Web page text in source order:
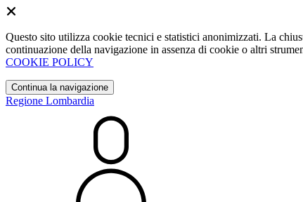
Questo sito utilizza cookie tecnici e statistici anonimizzati. La
continuazione della navigazione in assenza di cookie o altri
COOKIE POLICY
Continua la navigazione
Regione Lombardia